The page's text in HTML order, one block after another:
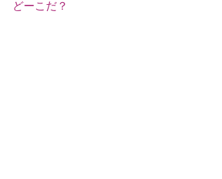
どーこだ？